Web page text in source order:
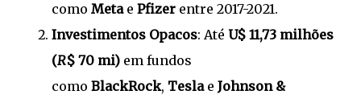
como Metae Pfizer entre 2017-2021.
Investimentos Opacos: Até U$ 11,73 milhões
(R$ 70 mi) em fundos
como BlackRock, Teslae Johnson &